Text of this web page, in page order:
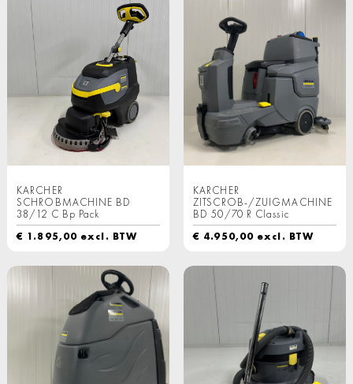
KARCHER
SCHROBMACHINE BD
38/12 C Bp Pack
€ 1.895,00 excl. BTW
KARCHER
ZITSCROB-/ZUIGMACHINE
BD 50/70 R Classic
€ 4.950,00 excl. BTW